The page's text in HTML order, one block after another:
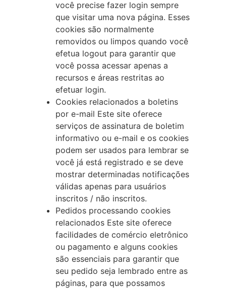
você precise fazer login sempre
que visitar uma nova página. Esses
cookies são normalmente
removidos ou limpos quando você
efetua logout para garantir que
você possa acessar apenas a
recursos e áreas restritas ao
efetuar login.
Cookies relacionados a boletins
por e-mail Este site oferece
serviços de assinatura de boletim
informativo ou e-mail e os cookies
podem ser usados para lembrar se
você já está registrado e se deve
mostrar determinadas notificações
válidas apenas para usuários
inscritos / não inscritos.
Pedidos processando cookies
relacionados Este site oferece
facilidades de comércio eletrônico
ou pagamento e alguns cookies
são essenciais para garantir que
seu pedido seja lembrado entre as
páginas, para que possamos